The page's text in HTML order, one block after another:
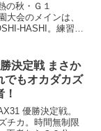
の秋・Ｇ１
大会のメインは、
HASHI。練習生
決定戦 まさか
でもオカダカズ
優勝決定戦。
チカ。時間無制限